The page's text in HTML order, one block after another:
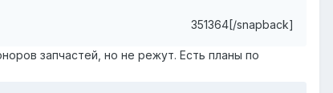
351364[/snapback]
запчастей, но не режут. Есть планы по